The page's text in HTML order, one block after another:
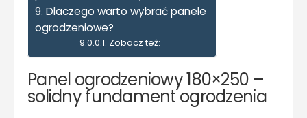
Dlaczego warto wybrać panele
ogrodzeniowe?
Zobacz też:
Panel ogrodzeniowy 180×250 –
solidny fundament ogrodzenia